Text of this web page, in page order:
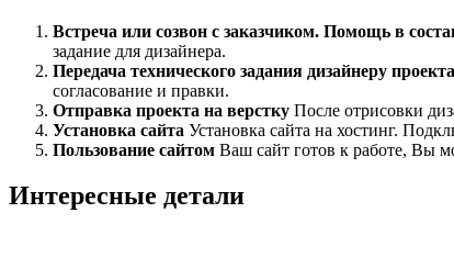
Встреча или созвон с заказчиком. Помощь в
задание для дизайнера.
Передача технического задания дизайнеру проекта
согласование и правки.
Отправка проекта на верстку После отрисовки
Установка сайта Установка сайта на хостинг.
Пользование сайтом Ваш сайт готов к работе, Вы
Интересные детали